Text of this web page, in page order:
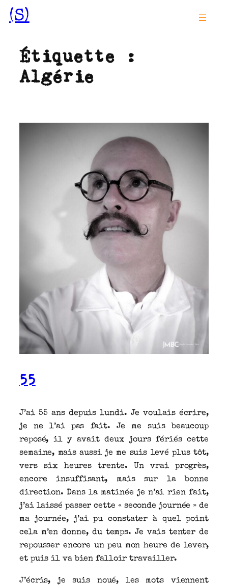
Aller
au
(S)
Étiquette :
Algérie
55
J’ai 55 ans depuis lundi. Je voulais écrire,
je ne l’ai pas fait. Je me suis beaucoup
reposé, il y avait deux jours fériés cette
semaine, mais aussi je me suis levé plus tôt,
vers six heures trente. Un vrai progrès,
encore insuffisant, mais sur la bonne
direction. Dans la matinée je n’ai rien fait,
j’ai laissé passer cette « seconde journée » de
ma journée, j’ai pu constater à quel point
cela m’en donne, du temps. Je vais tenter de
repousser encore un peu mon heure de lever,
et puis il va bien falloir travailler.
J’écris, je suis noué, les mots viennent